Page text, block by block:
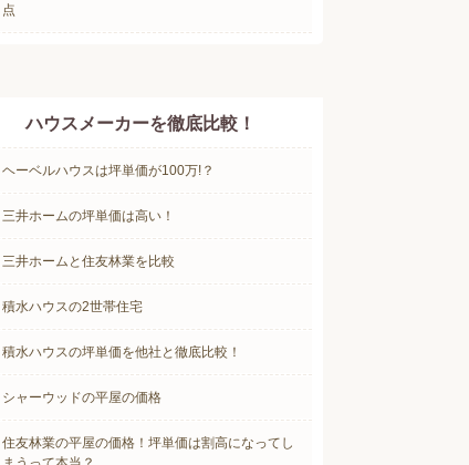
点
ハウスメーカーを徹底比較！
ヘーベルハウスは坪単価が100万!？
三井ホームの坪単価は高い！
三井ホームと住友林業を比較
積水ハウスの2世帯住宅
積水ハウスの坪単価を他社と徹底比較！
シャーウッドの平屋の価格
住友林業の平屋の価格！坪単価は割高になってし